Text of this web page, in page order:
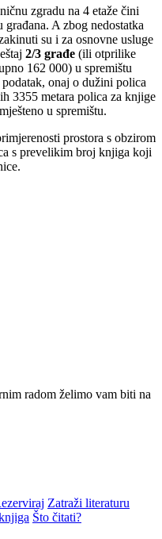
zgradu na 4 etaže čini
A zbog nedostatka
su i za osnovne usluge
2/3 građe (ili otprilike
162 000) u spremištu
onaj o dužini polica
3355 metara polica za knjige
u spremištu.
prostora s obzirom
s prevelikim broj knjiga koji
radom želimo vam biti na
Zatraži literaturu
Što čitati?